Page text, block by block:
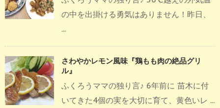
の中を出掛ける勇気はありません！昨日、
...
さわやかレモン風味『鶏もも肉の絶品グリ
ル』
ふくろうママの独り言♪ 6年前に 苗木に付
いてきた4個の実を大切に育て、黄色いレ ...